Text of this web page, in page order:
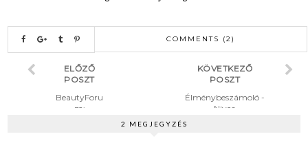
COMMENTS (2)
KÖVETKEZŐ
POSZT
Élménybeszámoló -
Nivea
ELŐZŐ
POSZT
BeautyForu
m:
2 MEGJEGYZÉS